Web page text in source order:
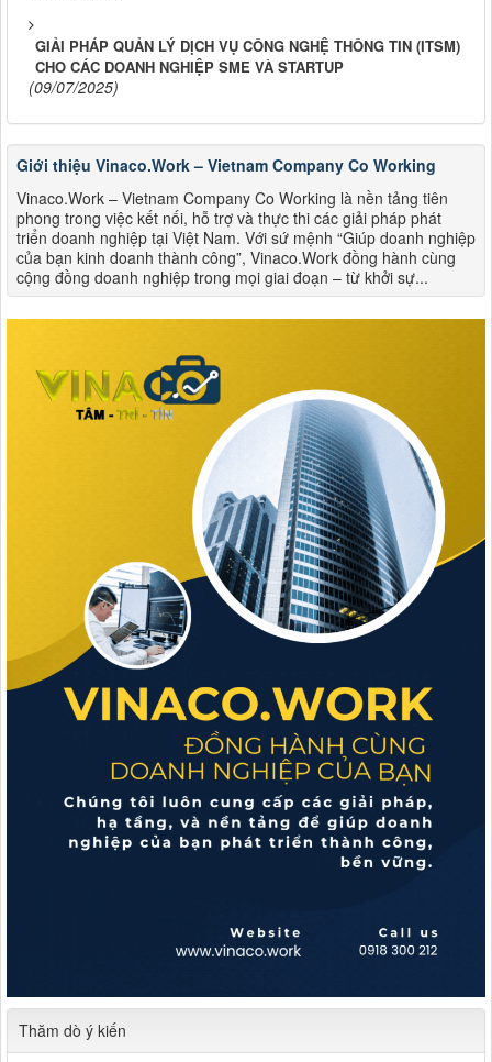
GIẢI PHÁP QUẢN LÝ DỊCH VỤ CÔNG NGHỆ THÔNG TIN (ITSM)
CHO CÁC DOANH NGHIỆP SME VÀ STARTUP
(09/07/2025)
Giới thiệu Vinaco.Work – Vietnam Company Co Working
Vinaco.Work – Vietnam Company Co Working là nền tảng tiên
phong trong việc kết nối, hỗ trợ và thực thi các giải pháp phát
triển doanh nghiệp tại Việt Nam. Với sứ mệnh “Giúp doanh nghiệp
của bạn kinh doanh thành công”, Vinaco.Work đồng hành cùng
cộng đồng doanh nghiệp trong mọi giai đoạn – từ khởi sự...
Thăm dò ý kiến